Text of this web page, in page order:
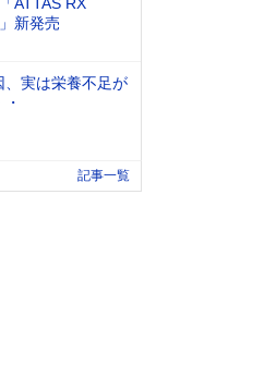
新発売
、実は栄養不足が
記事一覧